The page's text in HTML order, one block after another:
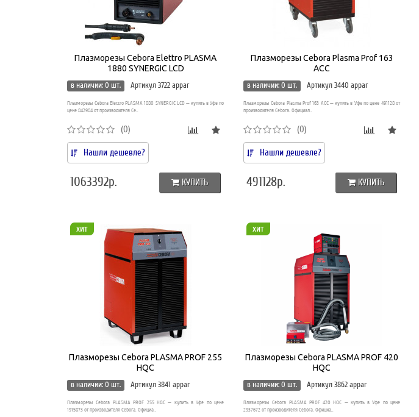
Плазморезы Cebora Elettro PLASMA
1880 SYNERGIC LCD
в наличии: 0 шт.
Артикул 3722 appar
Плазморезы Cebora Elettro PLASMA 1880 SYNERGIC LCD — купить в Уфе по
цене 842984 от производителя Ce..
(0)
Нашли дешевле?
1063392р. КУПИТЬ
Плазморезы Cebora Plasma Prof 163
ACC
в наличии: 0 шт.
Артикул 3440 appar
Плазморезы Cebora Plasma Prof 163 ACC — купить в Уфе по цене 491128 от
производителя Cebora. Официал..
(0)
Нашли дешевле?
491128р. КУПИТЬ
хит
Плазморезы Cebora PLASMA PROF 255
HQC
в наличии: 0 шт.
Артикул 3841 appar
Плазморезы Cebora PLASMA PROF 255 HQC — купить в Уфе по цене
1915873 от производителя Cebora. Официа..
хит
Плазморезы Cebora PLASMA PROF 420
HQC
в наличии: 0 шт.
Артикул 3862 appar
Плазморезы Cebora PLASMA PROF 420 HQC — купить в Уфе по цене
2937672 от производителя Cebora. Официа..